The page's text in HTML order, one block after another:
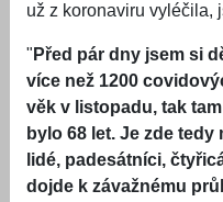
už z koronaviru vyléčila,
" Před pár dny jsem si
více než 1200
věk v listopadu, tak
bylo 68 let. Je zde
lidé, padesátníci,
dojde k závažnému